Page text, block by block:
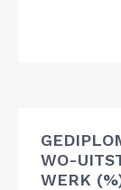
WO-
WERK